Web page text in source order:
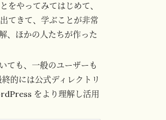
をやってみてはじめて、
てきて、学ぶことが非常
、ほかの人たちが作った
ても、一般のユーザーも
的には公式ディレクトリ
をより理解し活用